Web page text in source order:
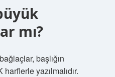
mı?
başlığın
yazılmalıdır.